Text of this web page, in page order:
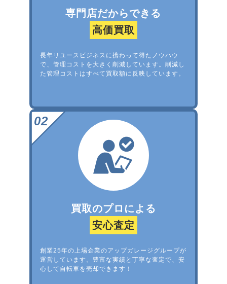
専門店だからできる
高価買取
長年リユースビジネスに携わって得たノウハウ
で、管理コストを大きく削減しています。削減し
た管理コストはすべて買取額に反映しています。
買取のプロによる
安心査定
創業25年の上場企業のアップガレージグループが
運営しています。豊富な実績と丁寧な査定で、安
心して自転車を売却できます！